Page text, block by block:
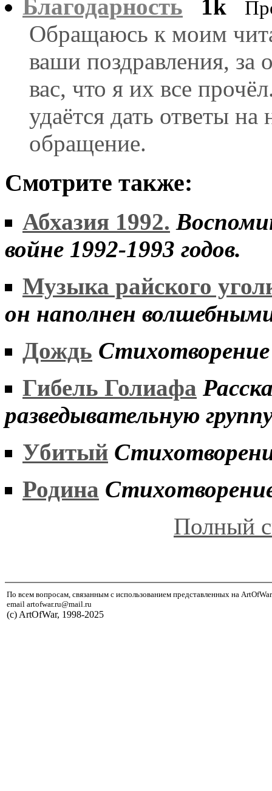
Благодарность 1k
Обращаюсь к моим
ваши поздравления,
вас, что я их все
удаётся дать ответы
обращение.
Смотрите также:
Абхазия 1992.
войне 1992-1993 годов.
Музыка райского
он наполнен
Дождь Стихотворение
Гибель Голиафа
разведывательную
Убитый
Родина
Полный
По всем вопросам, связанным с использованием представленных на
email artofwar.ru@mail.ru
(с) ArtOfWar, 1998-2025